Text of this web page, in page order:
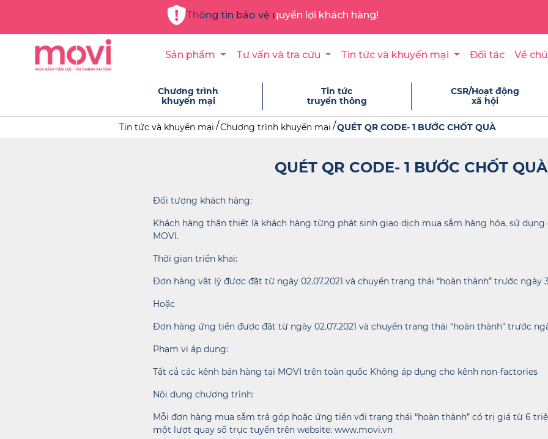
Thông tin bảo vệ quyền lợi khách hàng!
Sản phẩm Tư vấn và tra cứu Tin tức và khuyến mại Đối tác Về
Chương trình
khuyến mại
Tin tức
truyền thông
CSR/Hoạt động
xã hội
Tin tức và khuyến mại Chương trình khuyến mại QUÉT QR CODE- 1 BƯỚC CHỐT QUÀ
QUÉT QR CODE- 1 BƯỚC CHỐT QUÀ
Đối tượng khách hàng:
Khách hàng thân thiết là khách hàng từng phát sinh giao dịch mua sắm hàng hóa, sử
MOVI.
Thời gian triển khai:
Đơn hàng vật lý được đặt từ ngày 02.07.2021 và chuyển trạng thái “hoàn thành” trước ngày
Hoặc
Đơn hàng ứng tiền được đặt từ ngày 02.07.2021 và chuyển trạng thái “hoàn thành” trước
Phạm vi áp dụng:
Tất cả các kênh bán hàng tại MOVI trên toàn quốc Không áp dụng cho kênh non-factories
Nội dung chương trình:
Mỗi đơn hàng mua sắm trả góp hoặc ứng tiền với trạng thái “hoàn thành” có trị giá từ 6
một lượt quay số trực tuyến trên website: www.movi.vn